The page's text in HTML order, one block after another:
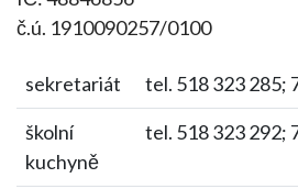
č.ú. 1910090257/0100
sekretariát
tel. 518 323 285;
školní
kuchyně
tel. 518 323 292;